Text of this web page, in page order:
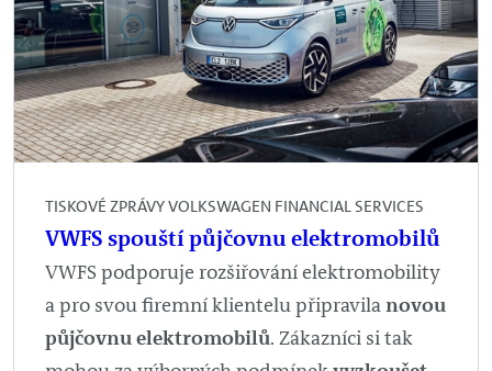
TISKOVÉ ZPRÁVY VOLKSWAGEN FINANCIAL SERVICES
VWFS spouští půjčovnu elektromobilů
VWFS podporuje rozšiřování elektromobility
a pro svou firemní klientelu připravilanovou
půjčovnu elektromobilů. Zákazníci si tak